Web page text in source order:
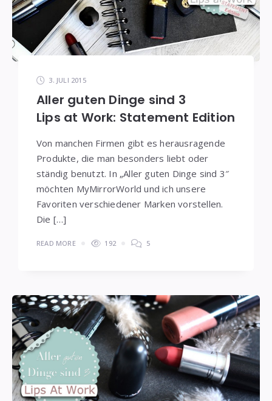
3. JULI 2015
Aller guten Dinge sind 3
Lips at Work: Statement Edition
Von manchen Firmen gibt es herausragende
Produkte, die man besonders liebt oder
ständig benutzt. In „Aller guten Dinge sind 3″
möchten MyMirrorWorld und ich unsere
Favoriten verschiedener Marken vorstellen.
Die […]
READ MORE 192 5